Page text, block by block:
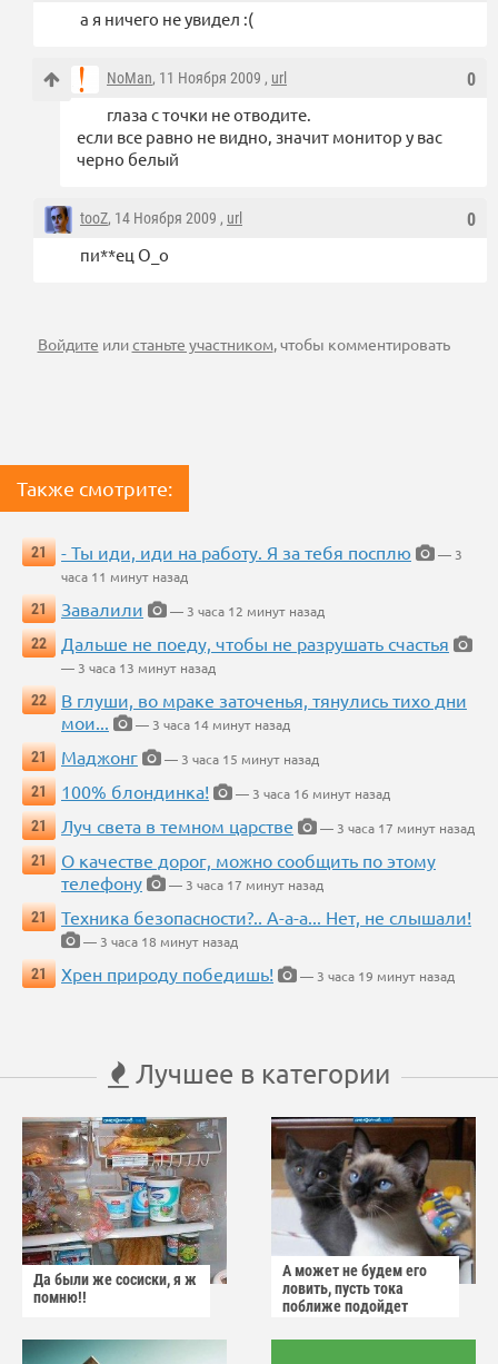
а я ничего не увидел :(
0
NoMan, 11 Ноября 2009 , url
глаза с точки не отводите.
если все равно не видно, значит монитор у вас
черно белый
0
tooZ, 14 Ноября 2009 , url
пи**ец О_о
Войдите илистаньте участником, чтобы комментировать
Также смотрите:
21 - Ты иди, иди на работу. Я за тебя посплю
— 3
часа 11 минут назад
21
Завалили
— 3 часа 12 минут назад
22
Дальше не поеду, чтобы не разрушать счастья
— 3 часа 13 минут назад
22
В глуши, во мраке заточенья, тянулись тихо дни
мои...
— 3 часа 14 минут назад
21
Маджонг
— 3 часа 15 минут назад
21
100% блондинка!
— 3 часа 16 минут назад
21
Луч света в темном царстве
— 3 часа 17 минут назад
21
О качестве дорог, можно сообщить по этому
телефону
— 3 часа 17 минут назад
21
Техника безопасности?.. А-а-а... Нет, не слышали!
— 3 часа 18 минут назад
21
Хрен природу победишь! — 3 часа 19 минут назад
Лучшее в категории
Да были же сосиски, я ж
помню!!
А может не будем его
ловить, пусть тока
поближе подойдет